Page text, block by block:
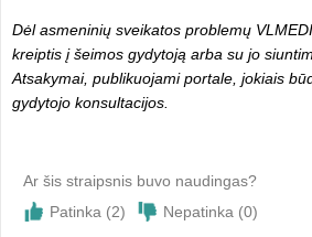
Dėl asmeninių sveikatos problemų
kreiptis į šeimos gydytoją arba su jo
Atsakymai, publikuojami portale, jokiais
gydytojo konsultacijos.
Ar šis straipsnis buvo naudingas?
Patinka (2) Nepatinka (0)